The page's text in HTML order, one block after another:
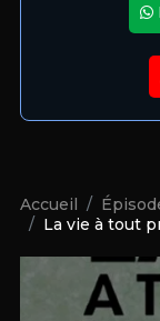
Accueil
La vie à tout